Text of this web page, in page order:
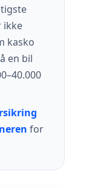
ikke
kasko
en bil
for